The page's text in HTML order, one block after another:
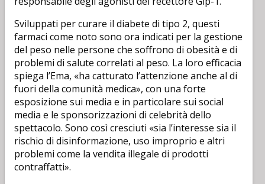
Sviluppati per curare il diabete di tipo 2, questi
farmaci come noto sono ora indicati per la gestione
del peso nelle persone che soffrono di obesità e di
problemi di salute correlati al peso. La loro efficacia
spiega l’Ema, «ha catturato l’attenzione anche al di
fuori della comunità medica», con una forte
esposizione sui media e in particolare sui social
media e le sponsorizzazioni di celebrità dello
spettacolo. Sono così cresciuti «sia l’interesse sia il
rischio di disinformazione, uso improprio e altri
problemi come la vendita illegale di prodotti
contraffatti».